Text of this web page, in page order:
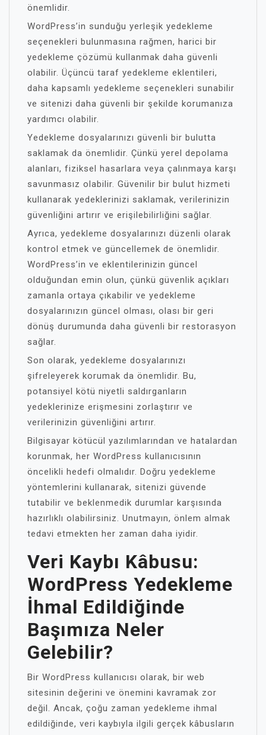
önemlidir.
WordPress’in sunduğu yerleşik yedekleme
seçenekleri bulunmasına rağmen, harici bir
yedekleme çözümü kullanmak daha güvenli
olabilir. Üçüncü taraf yedekleme eklentileri,
daha kapsamlı yedekleme seçenekleri sunabilir
ve sitenizi daha güvenli bir şekilde korumanıza
yardımcı olabilir.
Yedekleme dosyalarınızı güvenli bir bulutta
saklamak da önemlidir. Çünkü yerel depolama
alanları, fiziksel hasarlara veya çalınmaya karşı
savunmasız olabilir. Güvenilir bir bulut hizmeti
kullanarak yedeklerinizi saklamak, verilerinizin
güvenliğini artırır ve erişilebilirliğini sağlar.
Ayrıca, yedekleme dosyalarınızı düzenli olarak
kontrol etmek ve güncellemek de önemlidir.
WordPress’in ve eklentilerinizin güncel
olduğundan emin olun, çünkü güvenlik açıkları
zamanla ortaya çıkabilir ve yedekleme
dosyalarınızın güncel olması, olası bir geri
dönüş durumunda daha güvenli bir restorasyon
sağlar.
Son olarak, yedekleme dosyalarınızı
şifreleyerek korumak da önemlidir. Bu,
potansiyel kötü niyetli saldırganların
yedeklerinize erişmesini zorlaştırır ve
verilerinizin güvenliğini artırır.
Bilgisayar kötücül yazılımlarından ve hatalardan
korunmak, her WordPress kullanıcısının
öncelikli hedefi olmalıdır. Doğru yedekleme
yöntemlerini kullanarak, sitenizi güvende
tutabilir ve beklenmedik durumlar karşısında
hazırlıklı olabilirsiniz. Unutmayın, önlem almak
tedavi etmekten her zaman daha iyidir.
Veri Kaybı Kâbusu:
WordPress Yedekleme
İhmal Edildiğinde
Başımıza Neler
Gelebilir?
Bir WordPress kullanıcısı olarak, bir web
sitesinin değerini ve önemini kavramak zor
değil. Ancak, çoğu zaman yedekleme ihmal
edildiğinde, veri kaybıyla ilgili gerçek kâbusların